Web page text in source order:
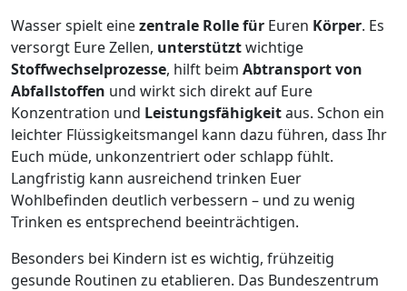
Wasser spielt einezentrale Rolle für Euren Körper. Es
versorgt Eure Zellen, unterstütztwichtige
Stoffwechselprozesse, hilft beim Abtransport von
Abfallstoffen und wirkt sich direkt auf Eure
Konzentration und Leistungsfähigkeitaus. Schon ein
leichter Flüssigkeitsmangel kann dazu führen, dass Ihr
Euch müde, unkonzentriert oder schlapp fühlt.
Langfristig kann ausreichend trinken Euer
Wohlbefinden deutlich verbessern – und zu wenig
Trinken es entsprechend beeinträchtigen.
Besonders bei Kindern ist es wichtig, frühzeitig
gesunde Routinen zu etablieren. Das Bundeszentrum